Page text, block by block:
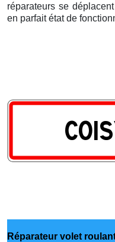
réparateurs se
en parfait état de
Réparateur volet